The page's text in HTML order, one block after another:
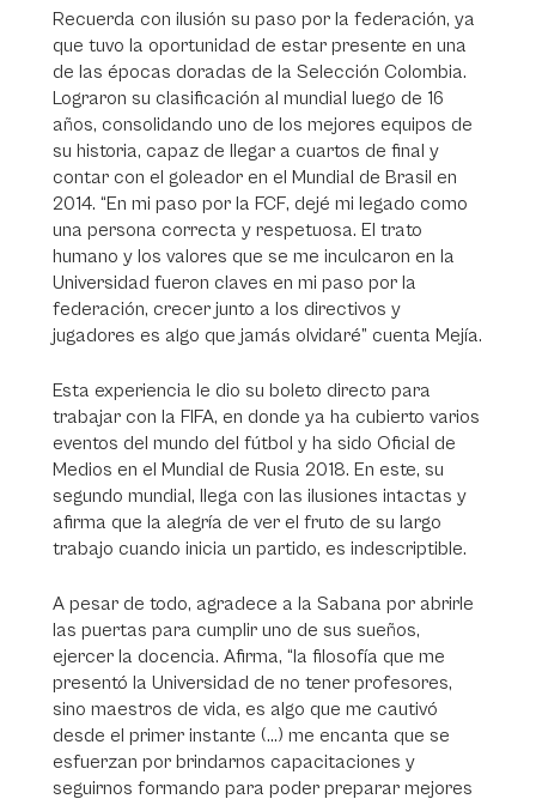
Recuerda con ilusión su paso por la federación, ya
que tuvo la oportunidad de estar presente en una
de las épocas doradas de la Selección Colombia.
Lograron su clasificación al mundial luego de 16
años, consolidando uno de los mejores equipos de
su historia, capaz de llegar a cuartos de final y
contar con el goleador en el Mundial de Brasil en
2014. “En mi paso por la FCF, dejé mi legado como
una persona correcta y respetuosa. El trato
humano y los valores que se me inculcaron en la
Universidad fueron claves en mi paso por la
federación, crecer junto a los directivos y
jugadores es algo que jamás olvidaré” cuenta Mejía.
Esta experiencia le dio su boleto directo para
trabajar con la FIFA, en donde ya ha cubierto varios
eventos del mundo del fútbol y ha sido Oficial de
Medios en el Mundial de Rusia 2018. En este, su
segundo mundial, llega con las ilusiones intactas y
afirma que la alegría de ver el fruto de su largo
trabajo cuando inicia un partido, es indescriptible.
A pesar de todo, agradece a la Sabana por abrirle
las puertas para cumplir uno de sus sueños,
ejercer la docencia. Afirma, “la filosofía que me
presentó la Universidad de no tener profesores,
sino maestros de vida, es algo que me cautivó
desde el primer instante (…) me encanta que se
esfuerzan por brindarnos capacitaciones y
seguirnos formando para poder preparar mejores